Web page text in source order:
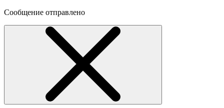
Сообщение отправлено